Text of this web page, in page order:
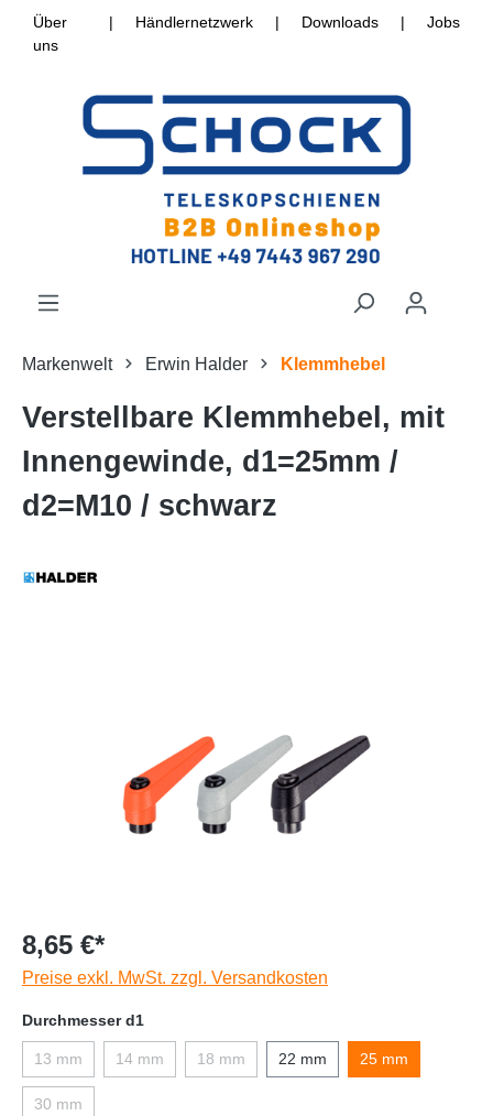
Über
uns
| Händlernetzwerk | Downloads | Jobs
Markenwelt Erwin Halder Klemmhebel
Verstellbare Klemmhebel, mit
Innengewinde, d1=25mm /
d2=M10 / schwarz
8,65 €*
Preise exkl. MwSt. zzgl. Versandkosten
Durchmesser d1
13 mm 14 mm 18 mm 22 mm 25 mm
30 mm